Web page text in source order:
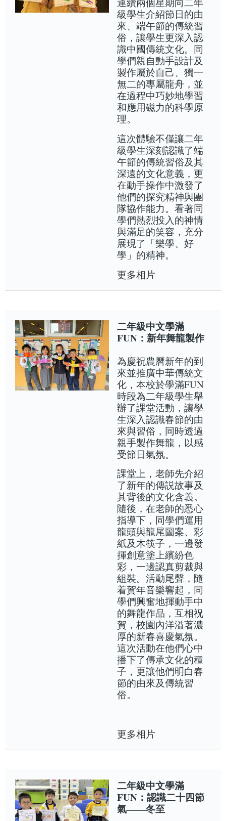
級學生介紹節日的由
來、端午節的傳統習
俗，讓學生更深入認
識中國傳統文化。同
學們親自動手設計及
製作屬於自己、獨一
無二的專屬龍舟，並
在過程中巧妙地學習
和應用磁力的科學原
理。
這次體驗不僅讓二年
級學生深刻認識了端
午節的傳統習俗及其
深遠的文化意義，更
在動手操作中激發了
他們的探究精神與團
隊協作能力。看著同
學們熱烈投入的神情
與滿足的笑容，充分
展現了「樂學、好
學」的精神。
更多相片
二年級中文學滿
FUN：新年舞龍製作
為慶祝農曆新年的到
來並推廣中華傳統文
化，本校於學滿FUN
時段為二年級學生舉
辦了課堂活動，讓學
生深入認識春節的由
來與習俗，同時透過
親手製作舞龍，以感
受節日氣氛。
課堂上，老師先介紹
了新年的傳説故事及
其背後的文化含義。
隨後，在老師的悉心
指導下，同學們運用
龍頭與龍尾圖案、彩
紙及木筷子，一邊發
揮創意塗上繽紛色
彩，一邊認真剪裁與
組裝。活動尾聲，隨
着賀年音樂響起，同
學們興奮地揮動手中
的舞龍作品，互相祝
賀，校園內洋溢著濃
厚的新春喜慶氣氛。
這次活動在他們心中
播下了傳承文化的種
子，更讓他們明白春
節的由來及傳統習
俗。
更多相片
二年級中文學滿
FUN：認識二十四節
氣——冬至